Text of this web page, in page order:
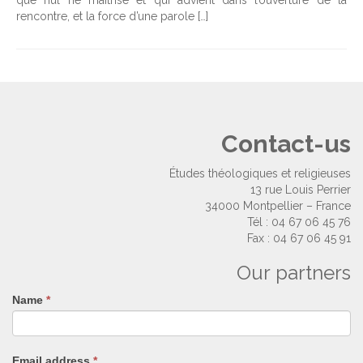
rencontre, et la force d’une parole […]
Contact-us
Études théologiques et religieuses
13 rue Louis Perrier
34000 Montpellier – France
Tél : 04 67 06 45 76
Fax : 04 67 06 45 91
Our partners
Name *
If
you
are